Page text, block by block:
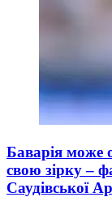
Баварія може
свою зірку –
Саудівської